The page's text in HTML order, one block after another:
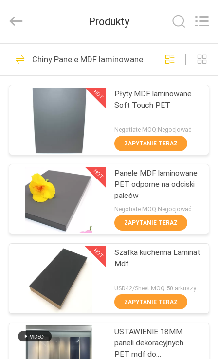
DOM
PRODUKTY
WYCIECZKA
FABRYCE
SKONTAKTUJ
SIĘ
AKTUALNOŚCI
SPRAWY
Setting
Decorating
All
Reserved.
Akrylowe panele
MDF o wysokim
połysku
142
Panele MDF
laminowane PET
24
Panele MDF o
wysokim połysku
Produkty
Chiny Panele MDF laminowane PET
HOT
Płyty MDF laminowane
Soft Touch PET
Negotiate MOQ:Negocjować
ZAPYTANIE TERAZ
HOT
Panele MDF laminowane
PET odporne na odciski
palców
Negotiate MOQ:Negocjować
ZAPYTANIE TERAZ
HOT
Szafka kuchenna Laminat
Mdf
ZAPYTANIE TERAZ
USTAWIENIE 18MM
paneli dekoracyjnych
PET mdf do